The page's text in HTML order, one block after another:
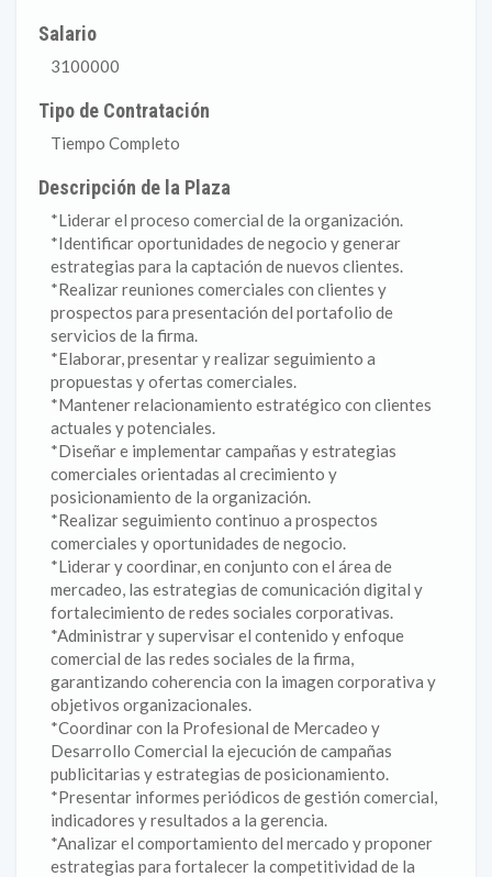
Salario
3100000
Tipo de Contratación
Tiempo Completo
Descripción de la Plaza
*Liderar el proceso comercial de la organización.
*Identificar oportunidades de negocio y generar
estrategias para la captación de nuevos clientes.
*Realizar reuniones comerciales con clientes y
prospectos para presentación del portafolio de
servicios de la firma.
*Elaborar, presentar y realizar seguimiento a
propuestas y ofertas comerciales.
*Mantener relacionamiento estratégico con clientes
actuales y potenciales.
*Diseñar e implementar campañas y estrategias
comerciales orientadas al crecimiento y
posicionamiento de la organización.
*Realizar seguimiento continuo a prospectos
comerciales y oportunidades de negocio.
*Liderar y coordinar, en conjunto con el área de
mercadeo, las estrategias de comunicación digital y
fortalecimiento de redes sociales corporativas.
*Administrar y supervisar el contenido y enfoque
comercial de las redes sociales de la firma,
garantizando coherencia con la imagen corporativa y
objetivos organizacionales.
*Coordinar con la Profesional de Mercadeo y
Desarrollo Comercial la ejecución de campañas
publicitarias y estrategias de posicionamiento.
*Presentar informes periódicos de gestión comercial,
indicadores y resultados a la gerencia.
*Analizar el comportamiento del mercado y proponer
estrategias para fortalecer la competitividad de la